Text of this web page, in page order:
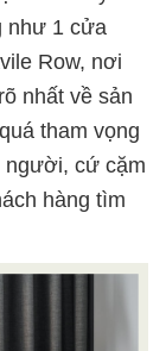
như 1 cửa
Row, nơi
nhất về sản
tham vọng
người, cứ cặm
hàng tìm